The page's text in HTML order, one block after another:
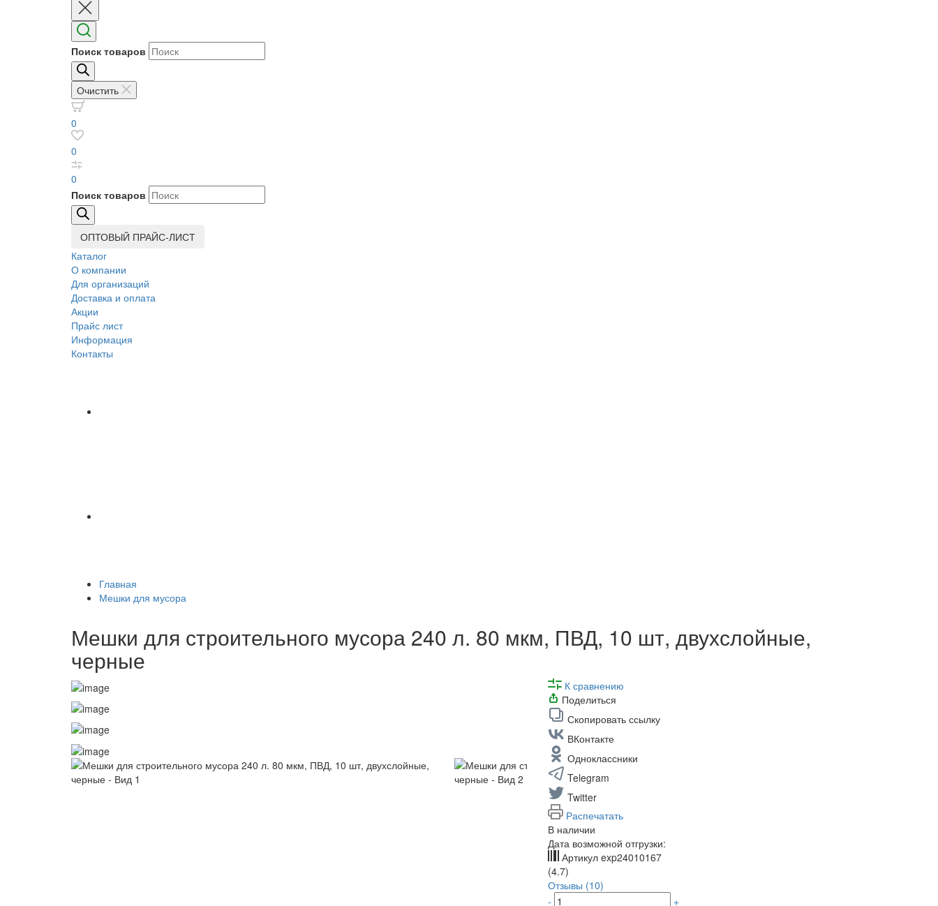
Поиск товаров
Очистить
0
0
0
Поиск товаров
ОПТОВЫЙ ПРАЙС-ЛИСТ
Каталог
О компании
Для организаций
Доставка и оплата
Акции
Прайс лист
Информация
Контакты
Главная
Мешки для мусора
Мешки для строительного мусора 240 л. 80 мкм, ПВД, 10 шт, двухслойные,
черные
К сравнению
Поделиться
Скопировать ссылку
ВКонтакте
Одноклассники
Telegram
Twitter
Распечатать
В наличии
Дата возможной отгрузки:
Артикул exp24010167
(4.7)
Отзывы (10)
-
+